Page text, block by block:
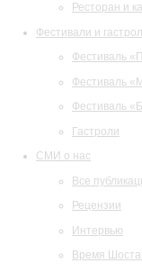
Ресторан и
Фестивали и
Фестиваль
Фестиваль
Фестиваль
Гастроли
СМИ о нас
Все
Рецензии
Интервью
Время